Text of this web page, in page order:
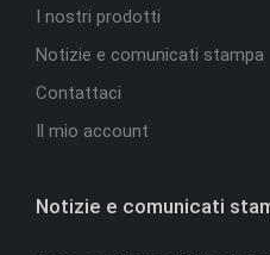
I nostri prodotti
Notizie e comunicati stampa
Contattaci
Il mio account
Notizie e comunicati